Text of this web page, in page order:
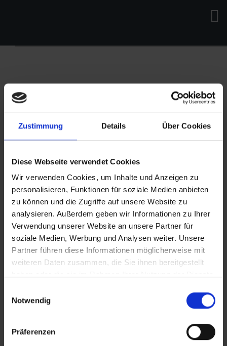
Zustimmung Details Über Cookies
Diese Webseite verwendet Cookies
Wir verwenden Cookies, um Inhalte und Anzeigen zu
personalisieren, Funktionen für soziale Medien anbieten
zu können und die Zugriffe auf unsere Website zu
analysieren. Außerdem geben wir Informationen zu Ihrer
Verwendung unserer Website an unsere Partner für
soziale Medien, Werbung und Analysen weiter. Unsere
Partner führen diese Informationen möglicherweise mit
weiteren Daten zusammen, die Sie ihnen bereitgestellt
Notwendig
Präferenzen